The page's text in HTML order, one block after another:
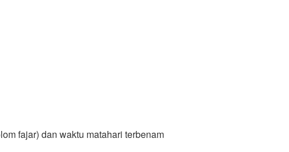
fajar) dan waktu matahari terbenam